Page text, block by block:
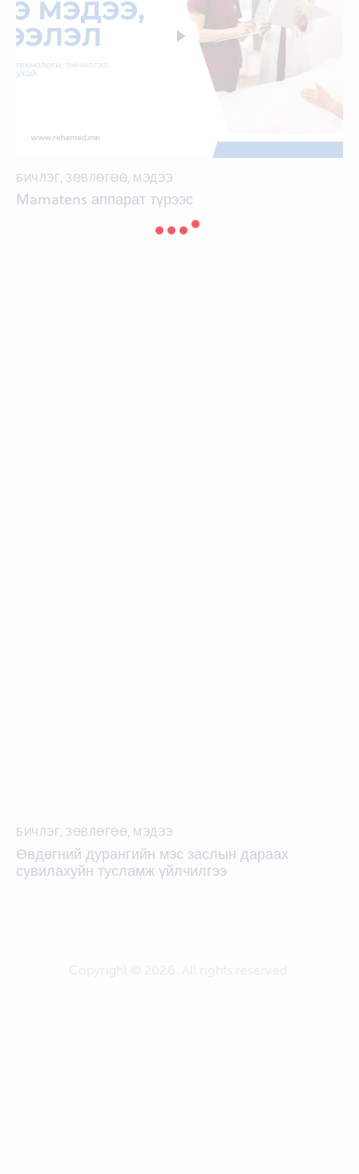
БИЧЛЭГ, ЗӨВЛӨГӨӨ, МЭДЭЭ
Mamatens аппарат түрээс
БИЧЛЭГ, ЗӨВЛӨГӨӨ, МЭДЭЭ
Өвдөгний дурангийн мэс заслын дараах
сувилахуйн тусламж үйлчилгээ
Copyright © 2026. All rights reserved.